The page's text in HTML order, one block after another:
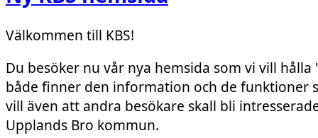
Välkommen till KBS!
Du besöker nu vår nya hemsida som vi vill
både finner den information och de funktioner
vill även att andra besökare skall bli
Upplands Bro kommun.